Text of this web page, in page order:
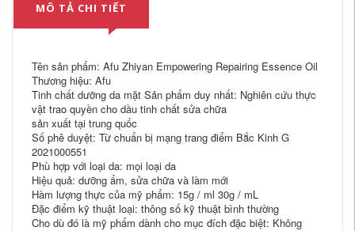
MÔ TẢ CHI TIẾT
Tên sản phẩm: Afu Zhiyan Empowering Repairing Essence Oil
Thương hiệu: Afu
Tinh chất dưỡng da mặt Sản phẩm duy nhất: Nghiên cứu thực
vật trao quyền cho dầu tinh chất sửa chữa
sản xuất tại trung quốc
Số phê duyệt: Từ chuẩn bị mạng trang điểm Bắc Kinh G
2021000551
Phù hợp với loại da: mọi loại da
Hiệu quả: dưỡng ẩm, sửa chữa và làm mới
Hàm lượng thực của mỹ phẩm: 15g / ml 30g / mL
Đặc điểm kỹ thuật loại: thông số kỹ thuật bình thường
Cho dù đó là mỹ phẩm dành cho mục đích đặc biệt: Không